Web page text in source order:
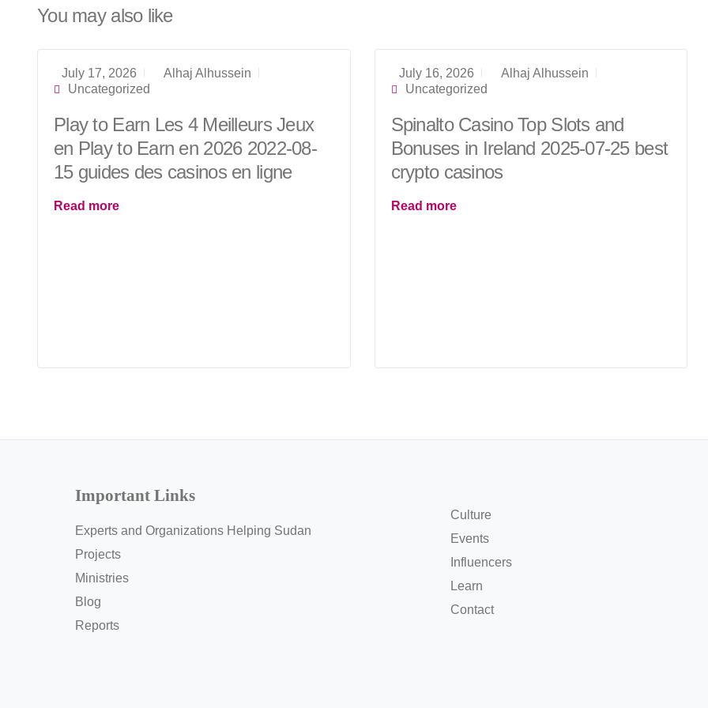
You may also like
July 17, 2026
Alhaj Alhussein
Uncategorized
Play to Earn Les 4 Meilleurs Jeux
en Play to Earn en 2026 2022-08-
15 guides des casinos en ligne
Read more
July 16, 2026
Alhaj Alhussein
Uncategorized
Spinalto Casino Top Slots and
Bonuses in Ireland 2025-07-25 best
crypto casinos
Read more
Important Links
Experts and Organizations Helping Sudan
Projects
Ministries
Blog
Reports
Culture
Events
Influencers
Learn
Contact